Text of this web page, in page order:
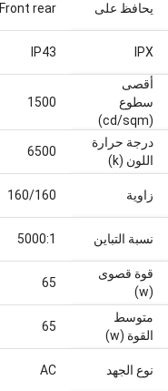
يحافظ على Front rear
‫IPX
IP43
أقصى
سطوع
(cd/sqm)
1500
درجة حرارة
اللون (k)
6500
زاوية 160/160
نسبة التباين 5000:1
قوة قصوى
(w)
65
متوسط
القوة (w)
65
نوع الجهد AC